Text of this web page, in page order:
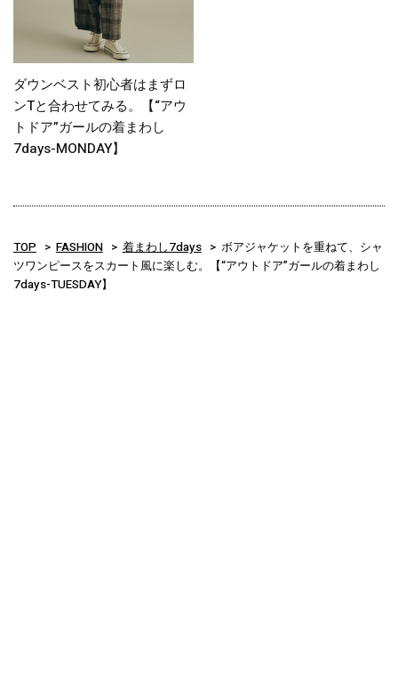
ダウンベスト初心者はまずロ
ンTと合わせてみる。【“アウ
トドア”ガールの着まわし
7days-MONDAY】
TOP FASHION 着まわし7days
ボアジャケットを重ねて、シャ
ツワンピースをスカート風に楽しむ。【“アウトドア”ガールの着まわし
7days-TUESDAY】